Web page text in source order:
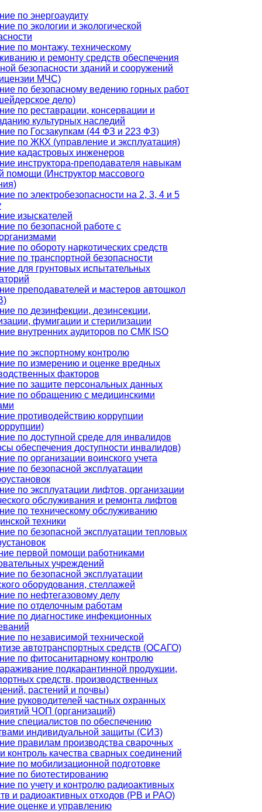
по энергоаудиту
по экологии и экологической
по монтажу, техническому
и ремонту средств обеспечения
безопасности зданий и сооружений
МЧС)
по безопасному ведению горных работ
дело)
по реставрации, консервации и
культурных наследий
по Госзакупкам (44 ФЗ и 223 ФЗ)
по ЖКХ (управление и эксплуатация)
кадастровых инженеров
инструктора-преподавателя навыкам
помощи (Инструктор массового
по электробезопасности на 2, 3, 4 и 5
изыскателей
по безопасной работе с
по обороту наркотических средств
по транспортной безопасности
для грунтовых испытательных
преподавателей и мастеров автошкол
по дезинфекции, дезинсекции,
фумигации и стерилизации
внутренних аудиторов по СМК ISO
по экспортному контролю
по измерению и оценке вредных
факторов
по защите персональных данных
по обращению с медицинскими
противодействию коррупции
по доступной среде для инвалидов
обеспечения доступности инвалидов)
по организации воинского учета
по безопасной эксплуатации
по эксплуатации лифтов, организации
обслуживания и ремонта лифтов
по техническому обслуживанию
техники
по безопасной эксплуатации тепловых
первой помощи работниками
учреждений
по безопасной эксплуатации
оборудования, стеллажей
по нефтегазовому делу
по отделочным работам
по диагностике инфекционных
по независимой технической
автотранспортных средств (ОСАГО)
по фитосанитарному контролю
подкарантинной продукции,
средств, производственных
растений и почвы)
руководителей частных охранных
ЧОП (организаций)
специалистов по обеспечению
индивидуальной защиты (СИЗ)
правилам производства сварочных
контроль качества сварных соединений
по мобилизационной подготовке
по биотестированию
по учету и контролю радиоактивных
и радиоактивных отходов (РВ и РАО)
оценке и управлению